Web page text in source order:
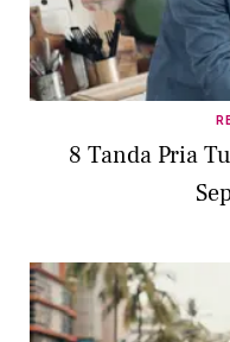
8 Tanda Pria